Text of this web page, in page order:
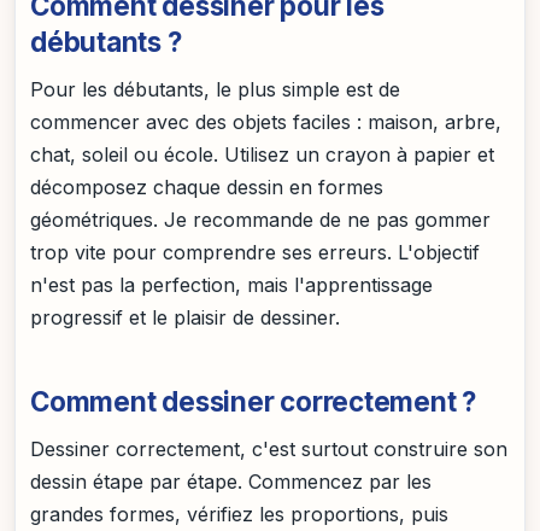
débutants ?
Pour les débutants, le plus simple est de
commencer avec des objets faciles : maison, arbre,
chat, soleil ou école. Utilisez un crayon à papier et
décomposez chaque dessin en formes
géométriques. Je recommande de ne pas gommer
trop vite pour comprendre ses erreurs. L'objectif
n'est pas la perfection, mais l'apprentissage
progressif et le plaisir de dessiner.
Comment dessiner correctement ?
Dessiner correctement, c'est surtout construire son
dessin étape par étape. Commencez par les
grandes formes, vérifiez les proportions, puis